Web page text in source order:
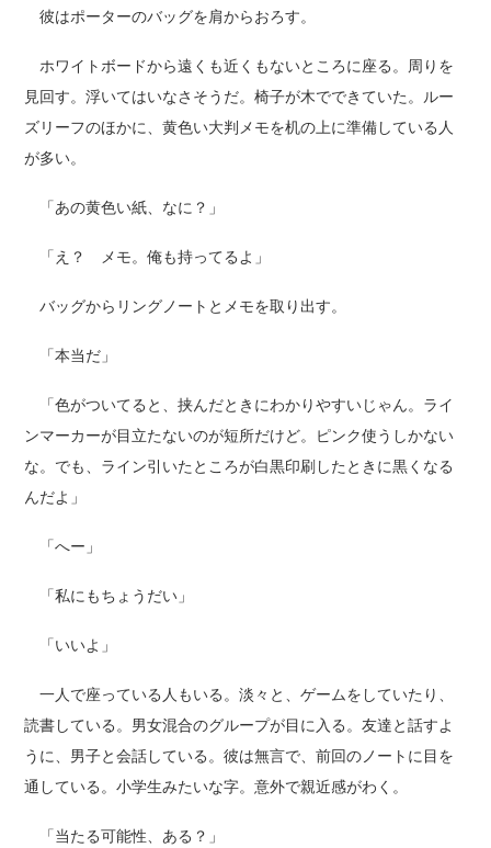
彼はポーターのバッグを肩からおろす。
ホワイトボードから遠くも近くもないところに座る。周りを
見回す。浮いてはいなさそうだ。椅子が木でできていた。ルー
ズリーフのほかに、黄色い大判メモを机の上に準備している人
が多い。
「あの黄色い紙、なに？」
「え？ メモ。俺も持ってるよ」
バッグからリングノートとメモを取り出す。
「本当だ」
「色がついてると、挟んだときにわかりやすいじゃん。ライ
ンマーカーが目立たないのが短所だけど。ピンク使うしかない
な。でも、ライン引いたところが白黒印刷したときに黒くなる
んだよ」
「へー」
「私にもちょうだい」
「いいよ」
一人で座っている人もいる。淡々と、ゲームをしていたり、
読書している。男女混合のグループが目に入る。友達と話すよ
うに、男子と会話している。彼は無言で、前回のノートに目を
通している。小学生みたいな字。意外で親近感がわく。
「当たる可能性、ある？」